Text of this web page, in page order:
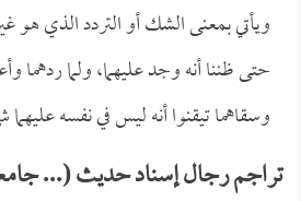
ويأتي بمعنى الشك أو التردد الذي هو
حتى ظننا أنه وجد عليهما، ولما ردهما
وسقاهما تيقنوا أنه ليس في نفسه
تراجم رجال إسناد حديث (...